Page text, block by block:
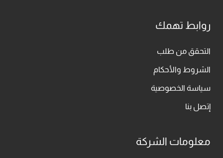
روابط تهمك
التحقق من طلب
الشروط والأحكام
سياسة الخصوصية
إتصل بنا
معلومات الشركة